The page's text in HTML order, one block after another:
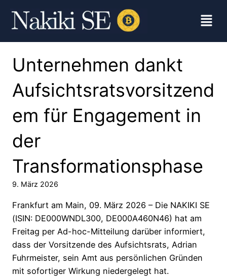
Unternehmen dankt
Aufsichtsratsvorsitzend
em für Engagement in
der
Transformationsphase
9. März 2026
Frankfurt am Main, 09. März 2026 – Die NAKIKI SE
(ISIN: DE000WNDL300, DE000A460N46) hat am
Freitag per Ad-hoc-Mitteilung darüber informiert,
dass der Vorsitzende des Aufsichtsrats, Adrian
Fuhrmeister, sein Amt aus persönlichen Gründen
mit sofortiger Wirkung niedergelegt hat.